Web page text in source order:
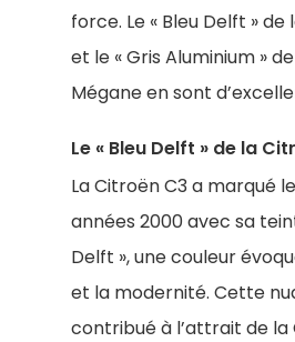
force. Le « Bleu Delft »
et le « Gris Aluminium »
Mégane en sont
Le « Bleu Delft » de la
La Citroën C3 a marqué
années 2000 avec sa
Delft », une couleur
et la modernité. Cette
contribué à l’attrait de la